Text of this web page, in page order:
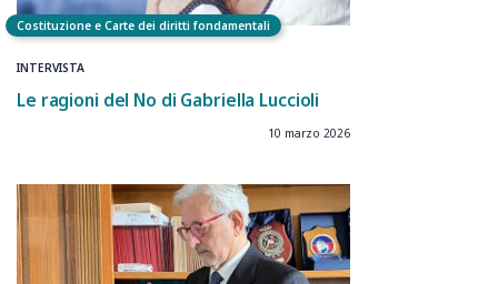
Costituzione e Carte dei diritti fondamentali
INTERVISTA
Le ragioni del No di Gabriella Luccioli
10 marzo 2026